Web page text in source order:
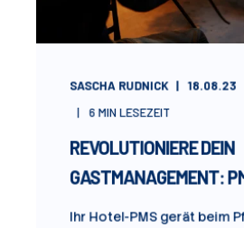
SASCHA RUDNICK
18.08.23
6 MIN LESEZEIT
REVOLUTIONIERE DEIN
GASTMANAGEMENT:
Ihr Hotel-PMS gerät beim